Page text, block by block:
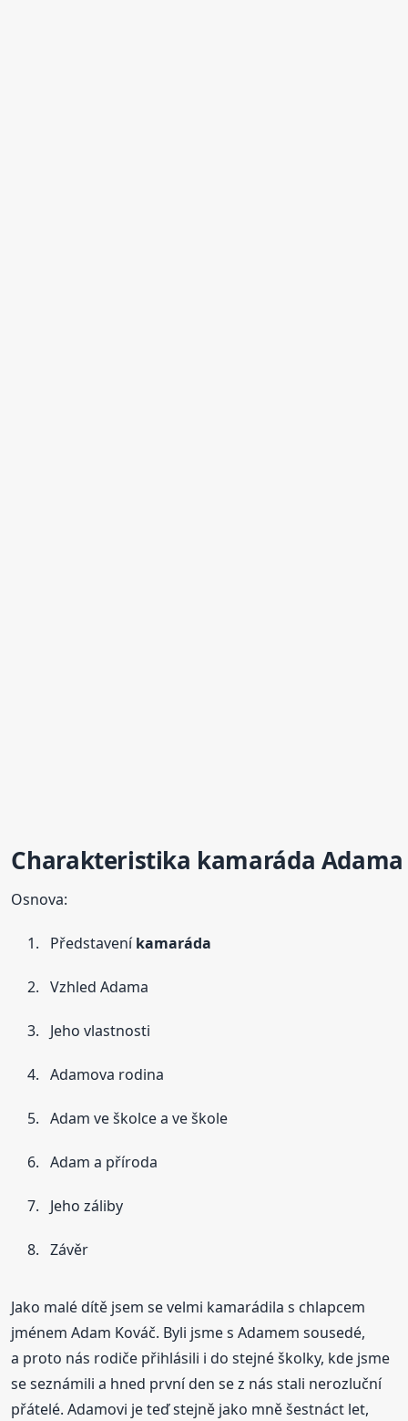
Charakteristika kamaráda Adama
Osnova:
Představeníkamaráda
Vzhled Adama
Jeho vlastnosti
Adamova rodina
Adam ve školce a ve škole
Adam a příroda
Jeho záliby
Závěr
Jako malé dítě jsem se velmi kamarádila s chlapcem
jménem Adam Kováč. Byli jsme s Adamem sousedé,
a proto nás rodiče přihlásili i do stejné školky, kde jsme
se seznámili a hned první den se z nás stali nerozluční
přátelé. Adamovi je teď stejně jako mně šestnáct let,